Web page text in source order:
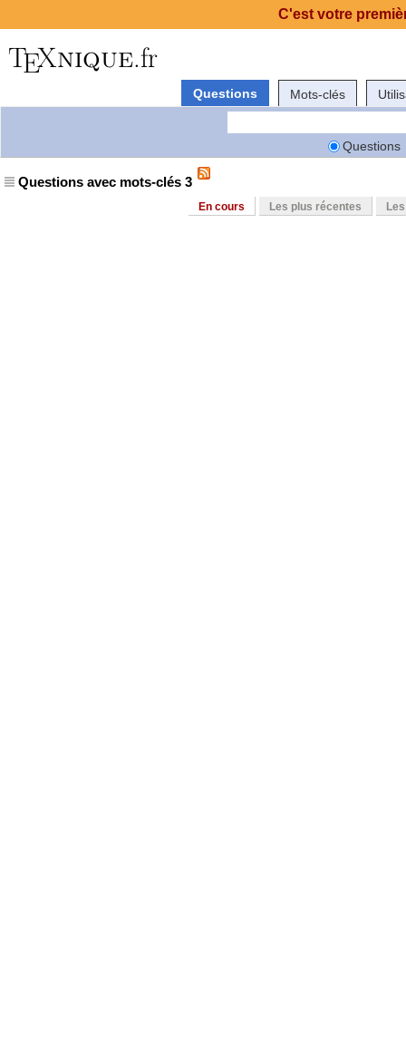
Questions Mots-clés
Questions
Questions avec mots-clés 3
En cours Les plus récentes
C'est votre